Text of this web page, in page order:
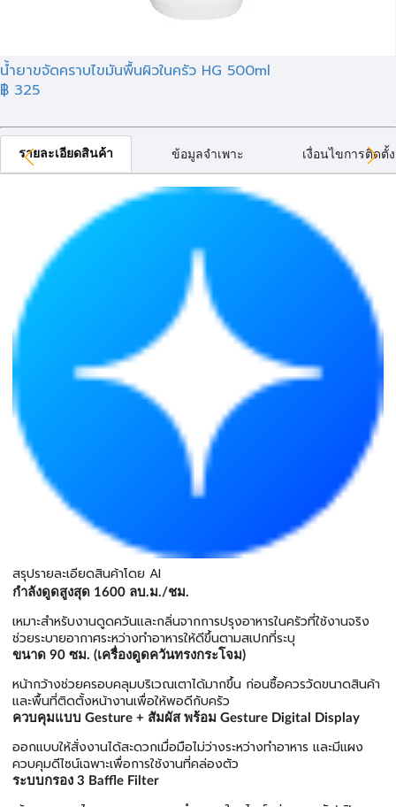
น้ำยาขจัดคราบไขมันพื้นผิวในครัว HG 500ml
฿ 325
รายละเอียดสินค้า ข้อมูลจำเพาะ เงื่อนไขการติดตั้ง
สรุปรายละเอียดสินค้าโดย AI
กำลังดูดสูงสุด 1600 ลบ.ม./ชม.
เหมาะสำหรับงานดูดควันและกลิ่นจากการปรุงอาหารในครัวที่ใช้งานจริง
ช่วยระบายอากาศระหว่างทำอาหารให้ดีขึ้นตามสเปกที่ระบุ
ขนาด 90 ซม. (เครื่องดูดควันทรงกระโจม)
หน้ากว้างช่วยครอบคลุมบริเวณเตาได้มากขึ้น ก่อนซื้อควรวัดขนาดสินค้า
และพื้นที่ติดตั้งหน้างานเพื่อให้พอดีกับครัว
ควบคุมแบบ Gesture + สัมผัส พร้อม Gesture Digital Display
ออกแบบให้สั่งงานได้สะดวกเมื่อมือไม่ว่างระหว่างทำอาหาร และมีแผง
ควบคุมดีไซน์เฉพาะเพื่อการใช้งานที่คล่องตัว
ระบบกรอง 3 Baffle Filter